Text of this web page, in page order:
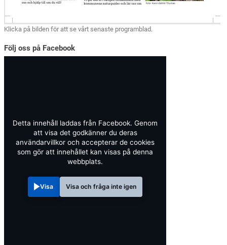
Klicka på bilden för att se vårt senaste programblad.
Följ oss på Facebook
Detta innehåll laddas från Facebook. Genom
att visa det godkänner du deras
användarvillkor och accepterar de cookies
som gör att innehållet kan visas på denna
webbplats.
Visa Visa och fråga inte igen